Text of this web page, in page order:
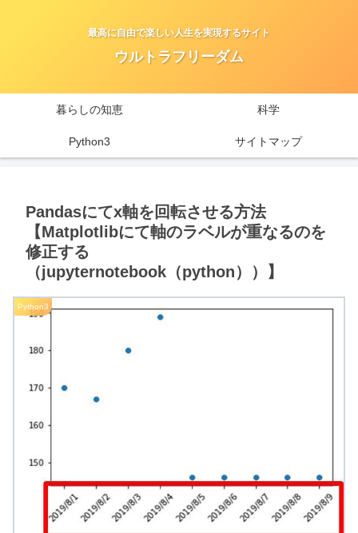
最高に自由で楽しい人生を実現するサイト
ウルトラフリーダム
暮らしの知恵 科学
Python3 サイトマップ
Pandasにてx軸を回転させる方法
【Matplotlibにて軸のラベルが重なるのを
修正する
（jupyternotebook（python））】
Python3